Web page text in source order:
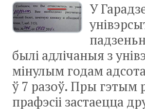
У
былі адлічаныя з
мінулым годам
ў 7 разоў. Пры гэтым
прафэсіі застаецца